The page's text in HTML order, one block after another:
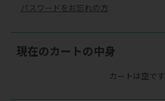
パスワードをお忘れの方
現在のカートの中身
カートは空です